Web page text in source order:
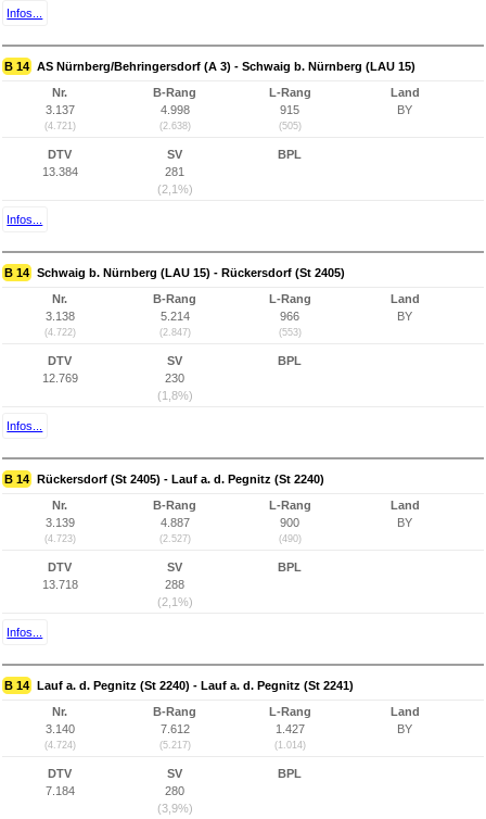
Infos...
B 14 AS Nürnberg/Behringersdorf (A 3) - Schwaig b. Nürnberg (LAU 15)
Nr.
3.137
(4.721)
B-Rang
4.998
(2.638)
L-Rang
915
(505)
Land
BY
DTV
13.384
SV
281
(2,1%)
BPL
Infos...
B 14 Schwaig b. Nürnberg (LAU 15) - Rückersdorf (St 2405)
Nr.
3.138
(4.722)
B-Rang
5.214
(2.847)
L-Rang
966
(553)
Land
BY
DTV
12.769
SV
230
(1,8%)
BPL
Infos...
B 14 Rückersdorf (St 2405) - Lauf a. d. Pegnitz (St 2240)
Nr.
3.139
(4.723)
B-Rang
4.887
(2.527)
L-Rang
900
(490)
Land
BY
DTV
13.718
SV
288
(2,1%)
BPL
Infos...
B 14 Lauf a. d. Pegnitz (St 2240) - Lauf a. d. Pegnitz (St 2241)
Nr.
3.140
(4.724)
B-Rang
7.612
(5.217)
L-Rang
1.427
(1.014)
Land
BY
DTV
7.184
SV
280
(3,9%)
BPL